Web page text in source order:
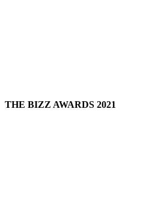
THE BIZZ AWARDS 2021